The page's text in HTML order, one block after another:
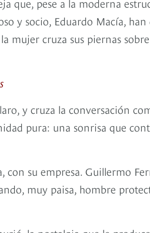
y socio, Eduardo Macía,
mujer cruza sus piernas
y cruza la conversación
pura: una sonrisa que
su empresa. Guillermo
muy paisa, hombre